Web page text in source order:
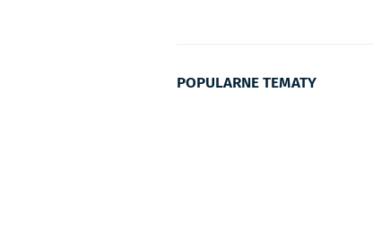
POPULARNE TEMATY